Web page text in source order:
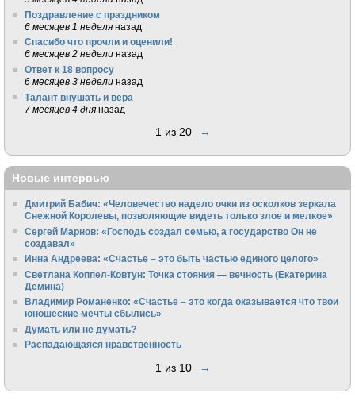
Поздравление с праздником
6 месяцев 1 неделя назад
Спасибо что прочли и оценили!
6 месяцев 2 недели назад
Ответ к 18 вопросу
6 месяцев 3 недели назад
Талант внушать и вера
7 месяцев 4 дня назад
1 из 20 →
Новые интервью
Дмитрий Бабич: «Человечество надело очки из осколков зеркала
Снежной Королевы, позволяющие видеть только злое и мелкое»
Сергей Марнов: «Господь создал семью, а государство Он не
создавал»
Инна Андреева: «Счастье – это быть частью единого целого»
Светлана Коппел-Ковтун: Точка стояния — вечность (Екатерина
Демина)
Владимир Романенко: «Счастье – это когда оказывается что твои
юношеские мечты сбылись»
Думать или не думать?
Распадающаяся нравственность
1 из 10 →